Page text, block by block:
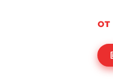
от